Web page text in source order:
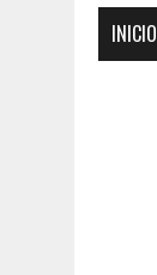
INICIO